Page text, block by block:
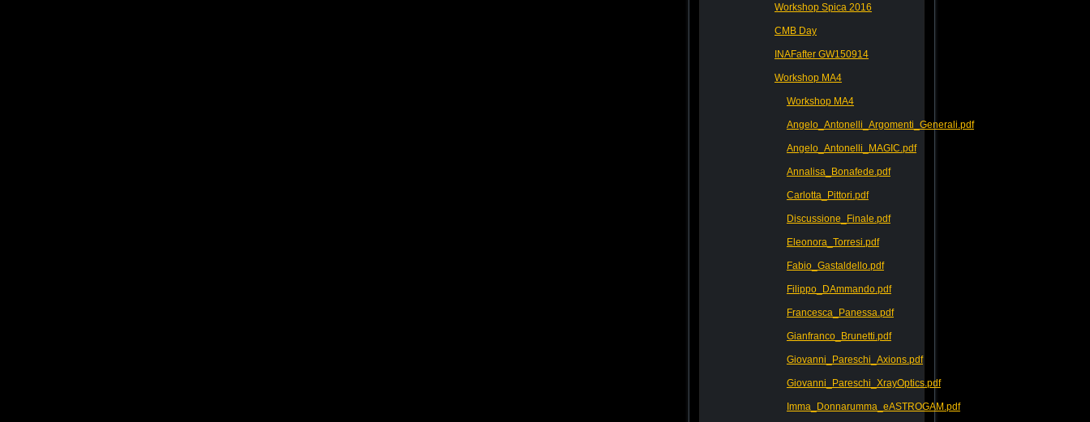
Workshop Spica 2016
CMB Day
INAFafter GW150914
Workshop MA4
Workshop MA4
Angelo_Antonelli_Argomenti_Generali.pdf
Angelo_Antonelli_MAGIC.pdf
Annalisa_Bonafede.pdf
Carlotta_Pittori.pdf
Discussione_Finale.pdf
Eleonora_Torresi.pdf
Fabio_Gastaldello.pdf
Filippo_DAmmando.pdf
Francesca_Panessa.pdf
Gianfranco_Brunetti.pdf
Giovanni_Pareschi_Axions.pdf
Giovanni_Pareschi_XrayOptics.pdf
Imma_Donnarumma_eASTROGAM.pdf